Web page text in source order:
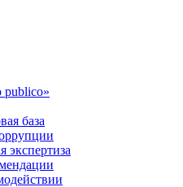
publico»
база
экспертиза